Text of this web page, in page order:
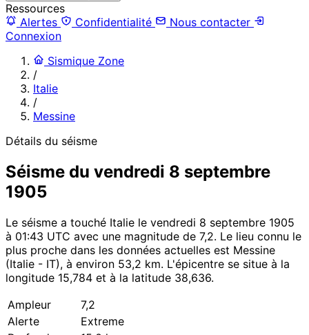
Ressources
Alertes
Confidentialité
Nous contacter
Connexion
Sismique Zone
/
Italie
/
Messine
Détails du séisme
Séisme du vendredi 8 septembre
1905
Le séisme a touché Italie le vendredi 8 septembre 1905
à 01:43 UTC avec une magnitude de 7,2. Le lieu connu le
plus proche dans les données actuelles est Messine
(Italie - IT), à environ 53,2 km. L'épicentre se situe à la
longitude 15,784 et à la latitude 38,636.
Ampleur
7,2
Alerte
Extreme